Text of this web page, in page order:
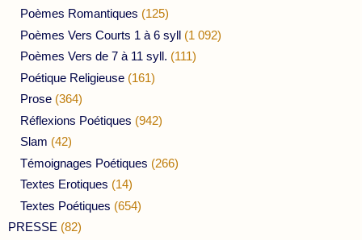
Poèmes Romantiques (125)
Poèmes Vers Courts 1 à 6 syll (1 092)
Poèmes Vers de 7 à 11 syll. (111)
Poétique Religieuse (161)
Prose (364)
Réflexions Poétiques (942)
Slam (42)
Témoignages Poétiques (266)
Textes Erotiques (14)
Textes Poétiques (654)
PRESSE (82)